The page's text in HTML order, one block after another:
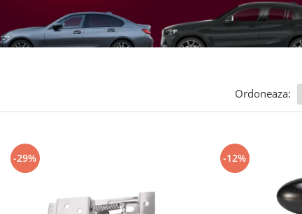
Ordoneaza:
-29% -12%